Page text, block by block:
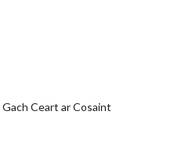
Ceart ar Cosaint